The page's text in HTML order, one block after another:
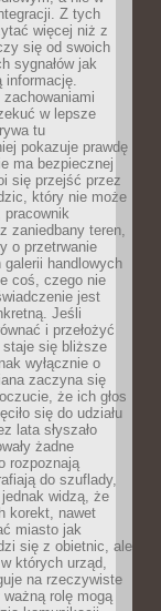
Z tych
więcej niż z
się od swoich
sygnałów jak
informację.
w lepsze
tu
pokazuje prawdę
ma bezpiecznej
się przejść przez
który nie może
pracownik
zaniedbany teren,
o przetrwanie
galerii handlowych
coś, czego nie
jest
Jeśli
i przełożyć
staje się bliższe
wyłącznie o
zaczyna się
że ich głos
się do udziału
lata słyszało
żadne
rozpoznają
do szuflady,
widzą, że
korekt, nawet
miasto jak
się z obietnic, ale
których urząd,
na rzeczywiste
ważną rolę mogą